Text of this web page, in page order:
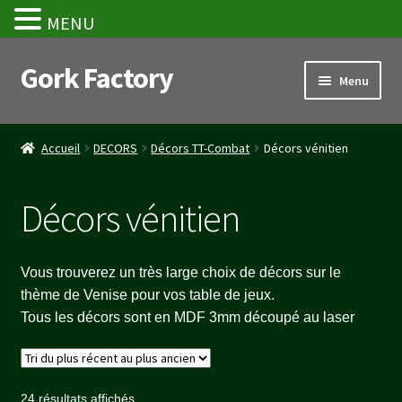
Aller
à
navigation
Aller
au
Gork Factory Menu
Accueil
Mon compte
Panier
Stripe Payment Success Page
Validation de la commande
Accueil DECORS Décors TT-Combat Décors vénitien
Décors vénitien
Vous trouverez un très large choix de décors sur le
thème de Venise pour vos table de jeux.
Tous les décors sont en MDF 3mm découpé au laser
24 résultats affichésTrié
MENU